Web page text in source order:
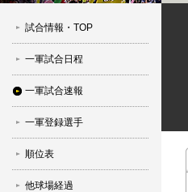
試合情報・TOP
一軍試合日程
一軍試合速報
一軍登録選手
順位表
他球場経過